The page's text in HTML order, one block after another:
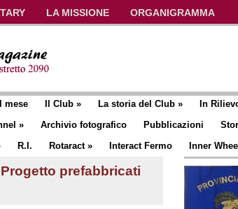
LA MISSIONE
ORGANIGRAMMA
mese Il Club » La storia del Club » In
» Archivio fotografico Pubblicazioni
R.I. Rotaract» Interact Fermo Inner Wheel
Progetto prefabbricati